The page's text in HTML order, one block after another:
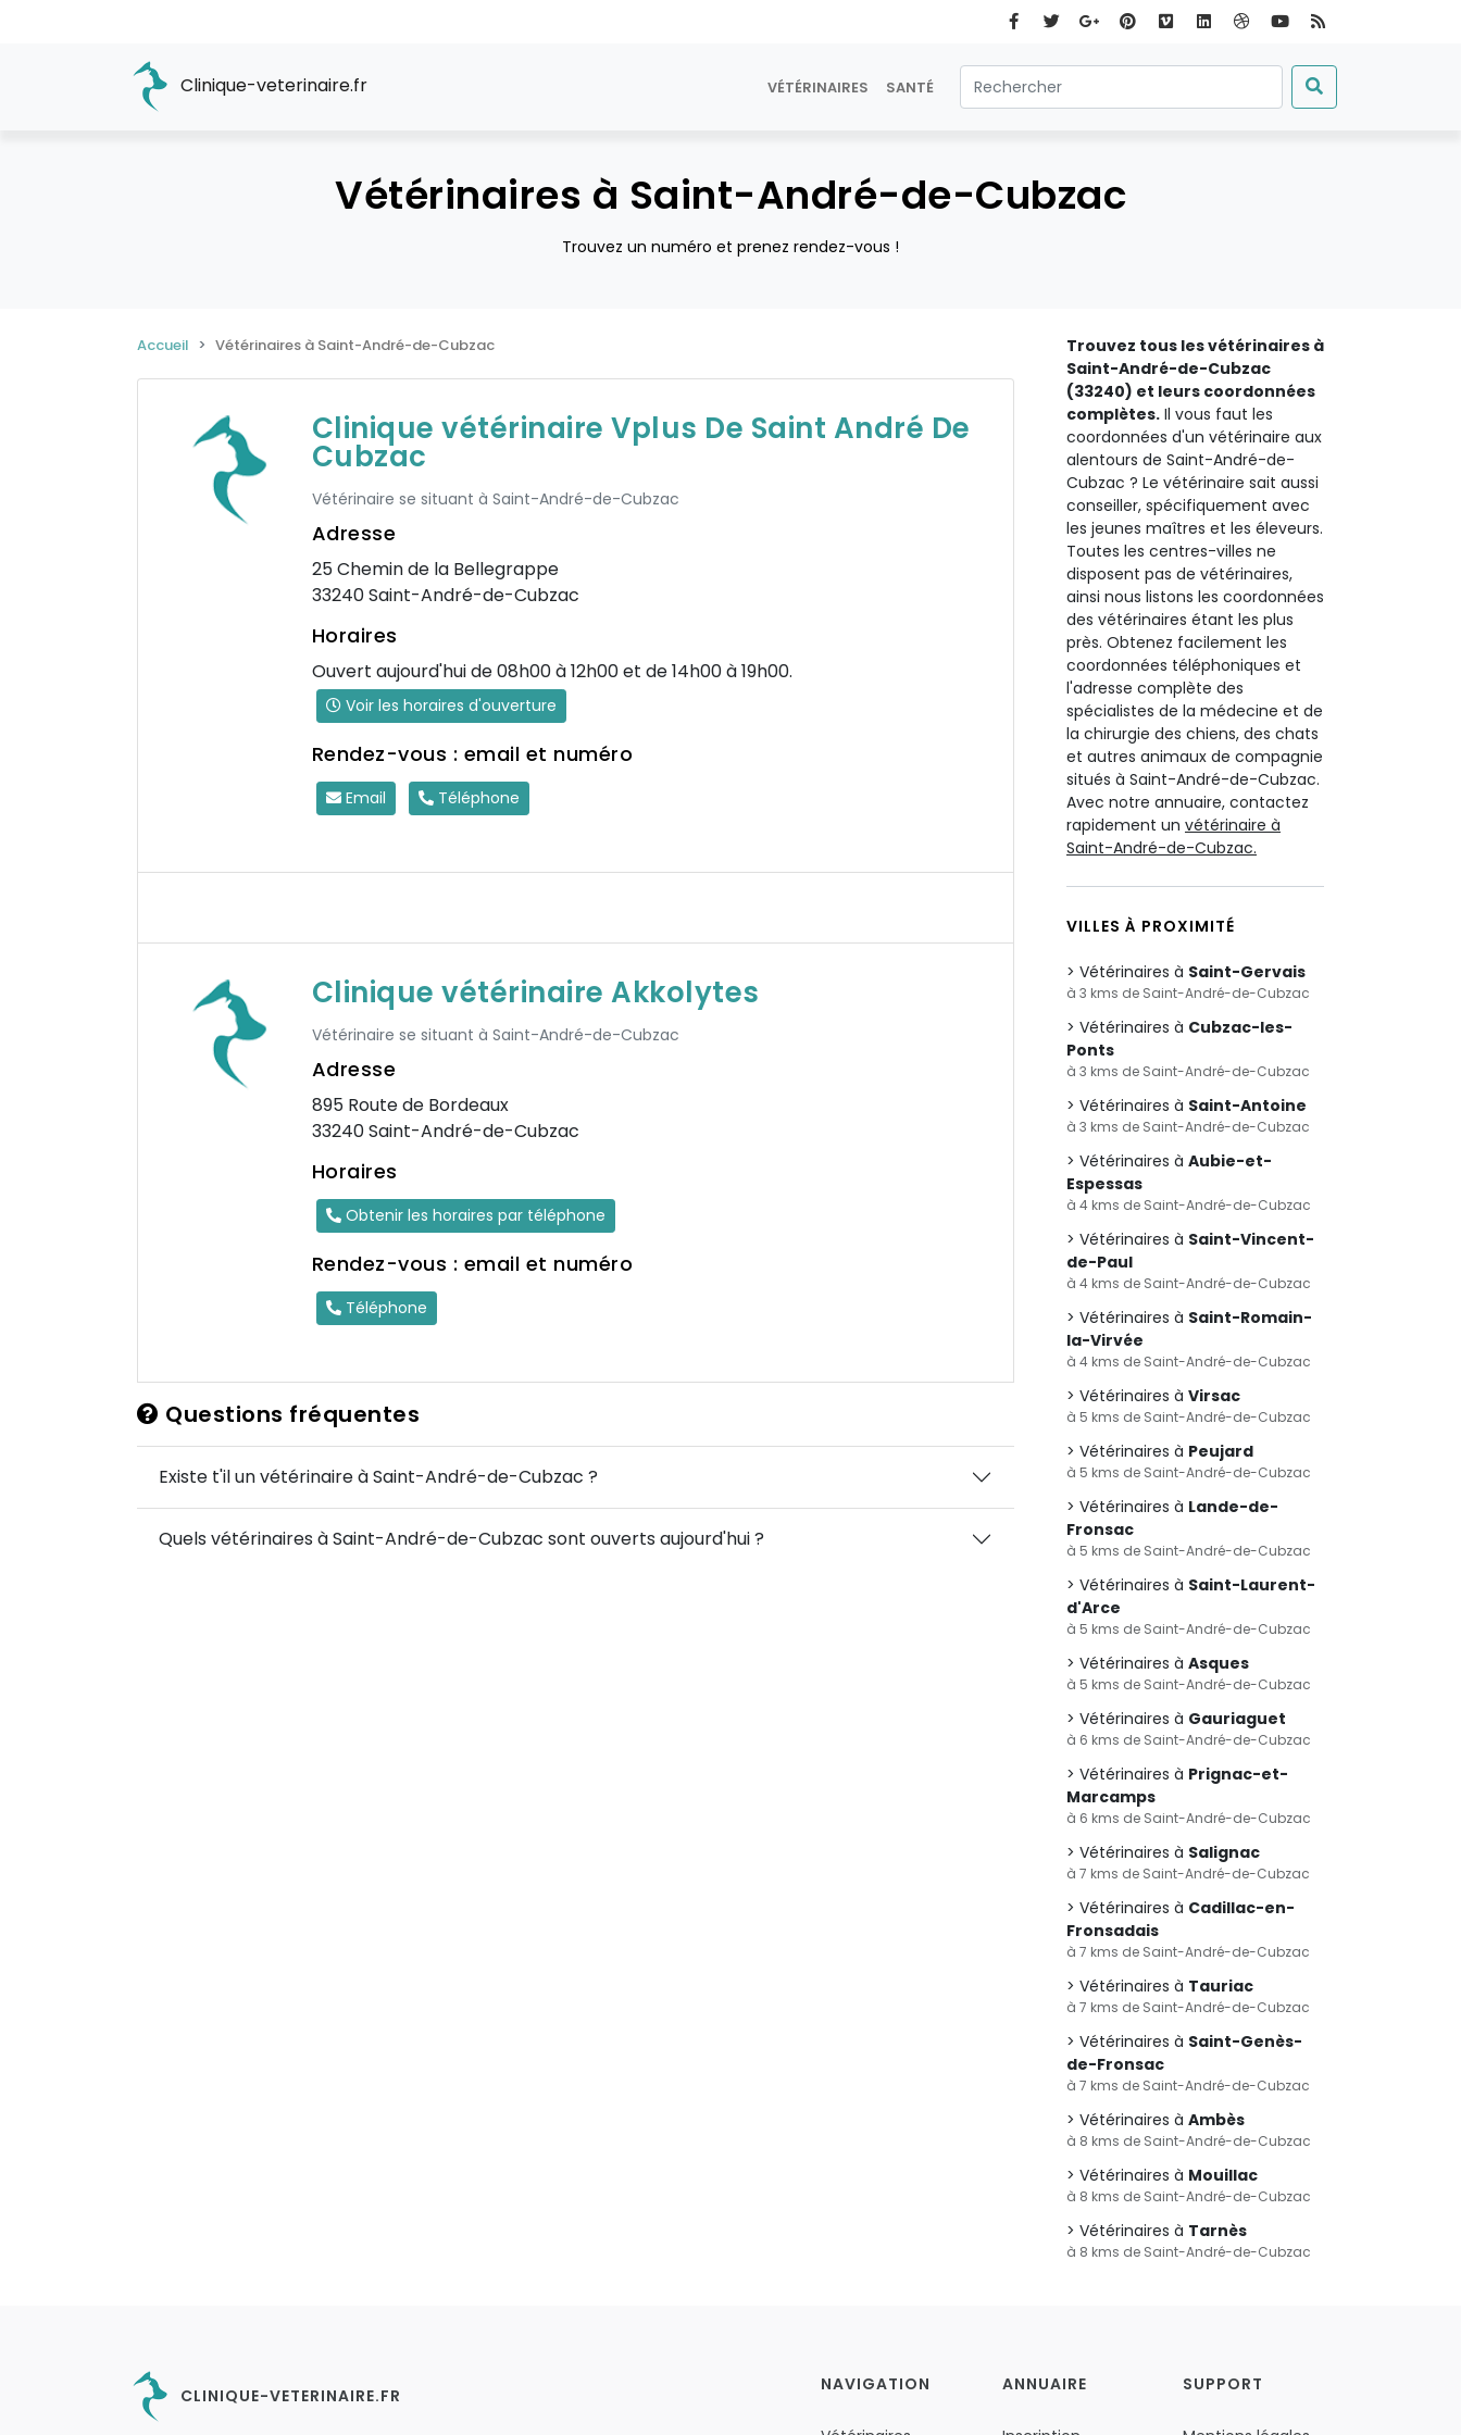
Clinique-veterinaire.fr VÉTÉRINAIRES SANTÉ
Vétérinaires à Saint-André-de-Cubzac
Trouvez un numéro et prenez rendez-vous !
Accueil Vétérinaires à Saint-André-de-Cubzac
Clinique vétérinaire Vplus De Saint André De
Cubzac
Vétérinaire se situant à Saint-André-de-Cubzac
Adresse
25 Chemin de la Bellegrappe
33240 Saint-André-de-Cubzac
Horaires
Ouvert aujourd'hui de 08h00 à 12h00 et de 14h00 à 19h00.
Voir les horaires d'ouverture
Rendez-vous : email et numéro
Email Téléphone
Clinique vétérinaire Akkolytes
Vétérinaire se situant à Saint-André-de-Cubzac
Adresse
895 Route de Bordeaux
33240 Saint-André-de-Cubzac
Horaires
Obtenir les horaires par téléphone
Rendez-vous : email et numéro
Téléphone
Questions fréquentes
Existe t'il un vétérinaire à Saint-André-de-Cubzac ?
Quels vétérinaires à Saint-André-de-Cubzac sont ouverts aujourd'hui ?
Trouvez tous les vétérinaires à
Saint-André-de-Cubzac
(33240) et leurs coordonnées
complètes. Il vous faut les
coordonnées d'un vétérinaire aux
alentours de Saint-André-de-
Cubzac ? Le vétérinaire sait aussi
conseiller, spécifiquement avec
les jeunes maîtres et les éleveurs.
Toutes les centres-villes ne
disposent pas de vétérinaires,
ainsi nous listons les coordonnées
des vétérinaires étant les plus
près. Obtenez facilement les
coordonnées téléphoniques et
l'adresse complète des
spécialistes de la médecine et de
la chirurgie des chiens, des chats
et autres animaux de compagnie
situés à Saint-André-de-Cubzac.
Avec notre annuaire, contactez
rapidement un vétérinaire à
Saint-André-de-Cubzac.
VILLES À PROXIMITÉ
Vétérinaires à Saint-Gervais
à 3 kms de Saint-André-de-Cubzac
Vétérinaires à Cubzac-les-
Ponts
à 3 kms de Saint-André-de-Cubzac
Vétérinaires à Saint-Antoine
à 3 kms de Saint-André-de-Cubzac
Vétérinaires à Aubie-et-
Espessas
à 4 kms de Saint-André-de-Cubzac
Vétérinaires à Saint-Vincent-
de-Paul
à 4 kms de Saint-André-de-Cubzac
Vétérinaires à Saint-Romain-
la-Virvée
à 4 kms de Saint-André-de-Cubzac
Vétérinaires à Virsac
à 5 kms de Saint-André-de-Cubzac
Vétérinaires à Peujard
à 5 kms de Saint-André-de-Cubzac
Vétérinaires à Lande-de-
Fronsac
à 5 kms de Saint-André-de-Cubzac
Vétérinaires à Saint-Laurent-
d'Arce
à 5 kms de Saint-André-de-Cubzac
Vétérinaires à Asques
à 5 kms de Saint-André-de-Cubzac
Vétérinaires à Gauriaguet
à 6 kms de Saint-André-de-Cubzac
Vétérinaires à Prignac-et-
Marcamps
à 6 kms de Saint-André-de-Cubzac
Vétérinaires à Salignac
à 7 kms de Saint-André-de-Cubzac
Vétérinaires à Cadillac-en-
Fronsadais
à 7 kms de Saint-André-de-Cubzac
Vétérinaires à Tauriac
à 7 kms de Saint-André-de-Cubzac
Vétérinaires à Saint-Genès-
de-Fronsac
à 7 kms de Saint-André-de-Cubzac
Vétérinaires à Ambès
à 8 kms de Saint-André-de-Cubzac
Vétérinaires à Mouillac
à 8 kms de Saint-André-de-Cubzac
Vétérinaires à Tarnès
à 8 kms de Saint-André-de-Cubzac
CLINIQUE-VETERINAIRE.FR
NAVIGATION ANNUAIRE SUPPORT